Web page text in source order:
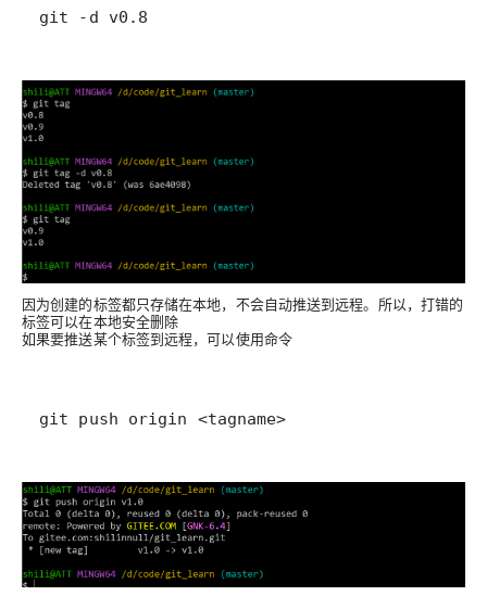
git -d v0.8
因为创建的标签都只存储在本地，不会⾃动推送到远程。所以，打错的
标签可以在本地安全删除
如果要推送某个标签到远程，可以使用命令
git push origin <tagname>